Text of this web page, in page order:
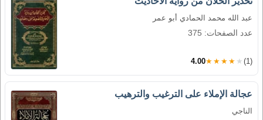
عبد الله محمد الحمادي أبو عمر
عدد الصفحات: 375
4.00★★★★★ (1)
عجالة الإملاء على الترغيب والترهيب
الناجي